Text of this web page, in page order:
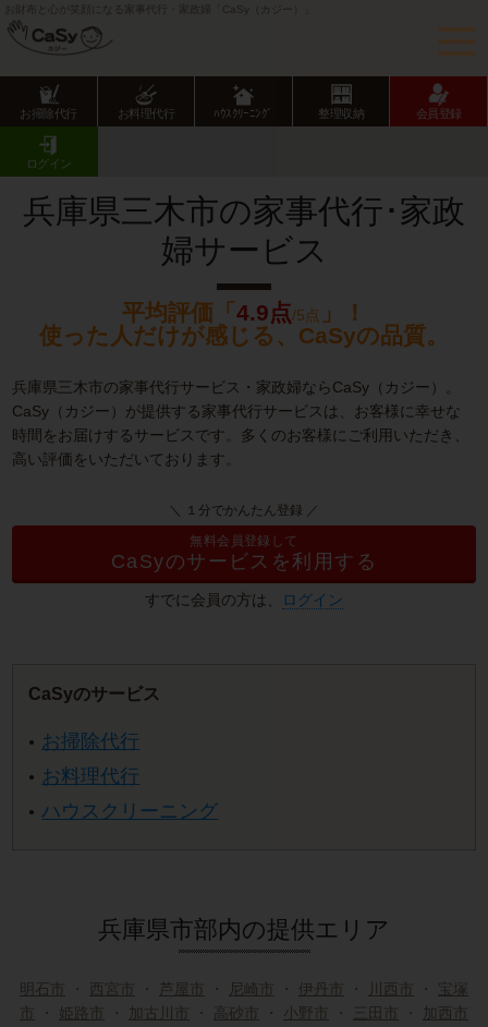
お財布と心が笑顔になる家事代行・家政婦「CaSy（カジー）」
お掃除代行 お料理代行 ﾊｳｽｸﾘｰﾆﾝｸﾞ 整理収納 会員登録
ログイン
CaSy TOP
三木市の家事代行･家政婦サービス
兵庫県三木市の家事代行･家政
婦サービス
平均評価「 4.9点/5点
」！
使った人だけが感じる、CaSyの品質。
兵庫県三木市の家事代行サービス・家政婦ならCaSy（カジー）。
CaSy（カジー）が提供する家事代行サービスは、お客様に幸せな
時間をお届けするサービスです。多くのお客様にご利用いただき、
高い評価をいただいております。
＼ １分でかんたん登録 ／
無料会員登録して
CaSyのサービスを利用する
すでに会員の方は、 ログイン
CaSyのサービス
お掃除代行
お料理代行
ハウスクリーニング
兵庫県市部内の提供エリア
明石市 ・ 西宮市 ・ 芦屋市 ・ 尼崎市 ・ 伊丹市 ・ 川西市 ・ 宝塚
市
・ 姫路市 ・ 加古川市 ・ 高砂市 ・ 小野市 ・ 三田市 ・ 加西市